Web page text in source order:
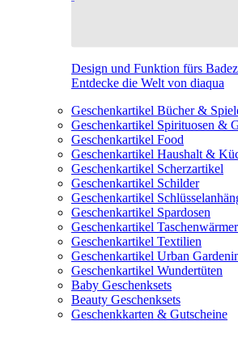
Design und Funktion fürs
Entdecke die Welt von diaqua
Geschenkartikel Bücher &
Geschenkartikel Spirituosen &
Geschenkartikel Food
Geschenkartikel Haushalt &
Geschenkartikel Scherzartikel
Geschenkartikel Schilder
Geschenkartikel
Geschenkartikel Spardosen
Geschenkartikel Taschenwärmer
Geschenkartikel Textilien
Geschenkartikel Urban
Geschenkartikel Wundertüten
Baby Geschenksets
Beauty Geschenksets
Geschenkkarten & Gutscheine